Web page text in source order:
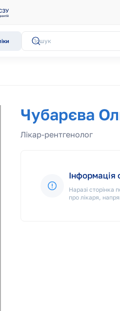
Чубарєва
Лікар-рентгенолог
Інформація
Наразі сторінка
про лікаря,